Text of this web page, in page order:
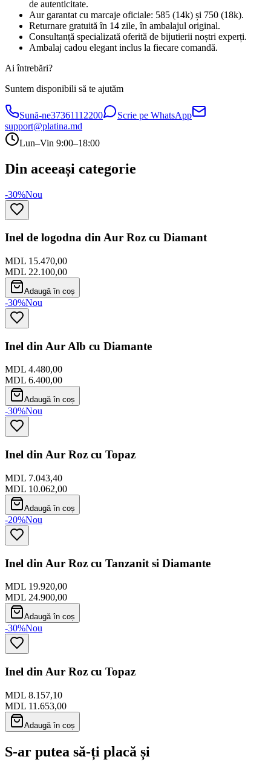
de autenticitate.
Aur garantat cu marcaje oficiale: 585 (14k) și 750 (18k).
Returnare gratuită în 14 zile, în ambalajul original.
Consultanță specializată oferită de bijutierii noștri experți.
Ambalaj cadou elegant inclus la fiecare comandă.
Ai întrebări?
Suntem disponibili să te ajutăm
Sună-ne37361112200
Scrie pe WhatsApp
support@platina.md
Lun–Vin 9:00–18:00
Din aceeași categorie
-30%Nou
Inel de logodna din Aur Roz cu Diamant
MDL 15.470,00
MDL 22.100,00
Adaugă în coș
-30%Nou
Inel din Aur Alb cu Diamante
MDL 4.480,00
MDL 6.400,00
Adaugă în coș
-30%Nou
Inel din Aur Roz cu Topaz
MDL 7.043,40
MDL 10.062,00
Adaugă în coș
-20%Nou
Inel din Aur Roz cu Tanzanit si Diamante
MDL 19.920,00
MDL 24.900,00
Adaugă în coș
-30%Nou
Inel din Aur Roz cu Topaz
MDL 8.157,10
MDL 11.653,00
Adaugă în coș
S-ar putea să-ți placă și